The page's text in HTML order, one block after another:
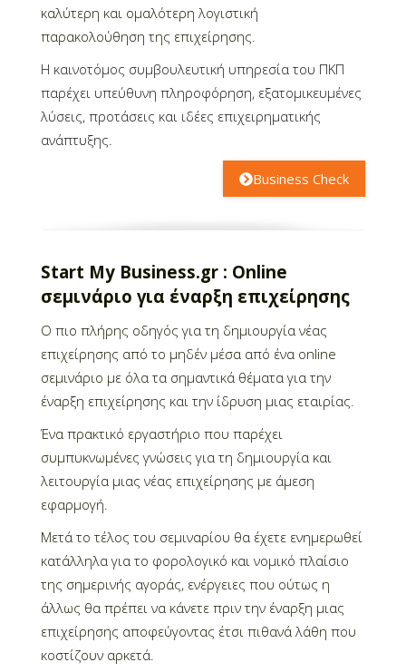
καλύτερη και ομαλότερη λογιστική
παρακολούθηση της επιχείρησης.
Η καινοτόμος συμβουλευτική υπηρεσία του ΠΚΠ
παρέχει υπεύθυνη πληροφόρηση, εξατομικευμένες
λύσεις, προτάσεις και ιδέες επιχειρηματικής
ανάπτυξης.
Business Check
Start My Business.gr : Online
σεμινάριo για έναρξη επιχείρησης
Ο πιο πλήρης οδηγός για τη δημιουργία νέας
επιχείρησης από το μηδέν μέσα από ένα online
σεμινάριο με όλα τα σημαντικά θέματα για την
έναρξη επιχείρησης και την ίδρυση μιας εταιρίας.
Ένα πρακτικό εργαστήριο που παρέχει
συμπυκνωμένες γνώσεις για τη δημιουργία και
λειτουργία μιας νέας επιχείρησης με άμεση
εφαρμογή.
Μετά το τέλος του σεμιναρίου θα έχετε ενημερωθεί
κατάλληλα για το φορολογικό και νομικό πλαίσιο
της σημερινής αγοράς, ενέργειες που ούτως η
άλλως θα πρέπει να κάνετε πριν την έναρξη μιας
επιχείρησης αποφεύγοντας έτσι πιθανά λάθη που
κοστίζουν αρκετά.